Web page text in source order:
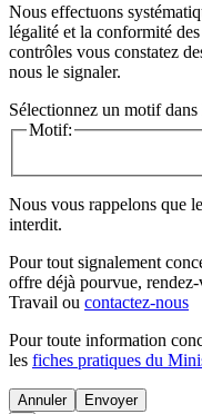
Nous effectuons
légalité et la conformité
contrôles vous constatez
nous le signaler.
Sélectionnez un motif dans
Motif:
Nous vous rappelons que
interdit.
Pour tout signalement
offre déjà pourvue,
Travail ou contactez-nous
Pour toute information
les fiches pratiques du
Annuler